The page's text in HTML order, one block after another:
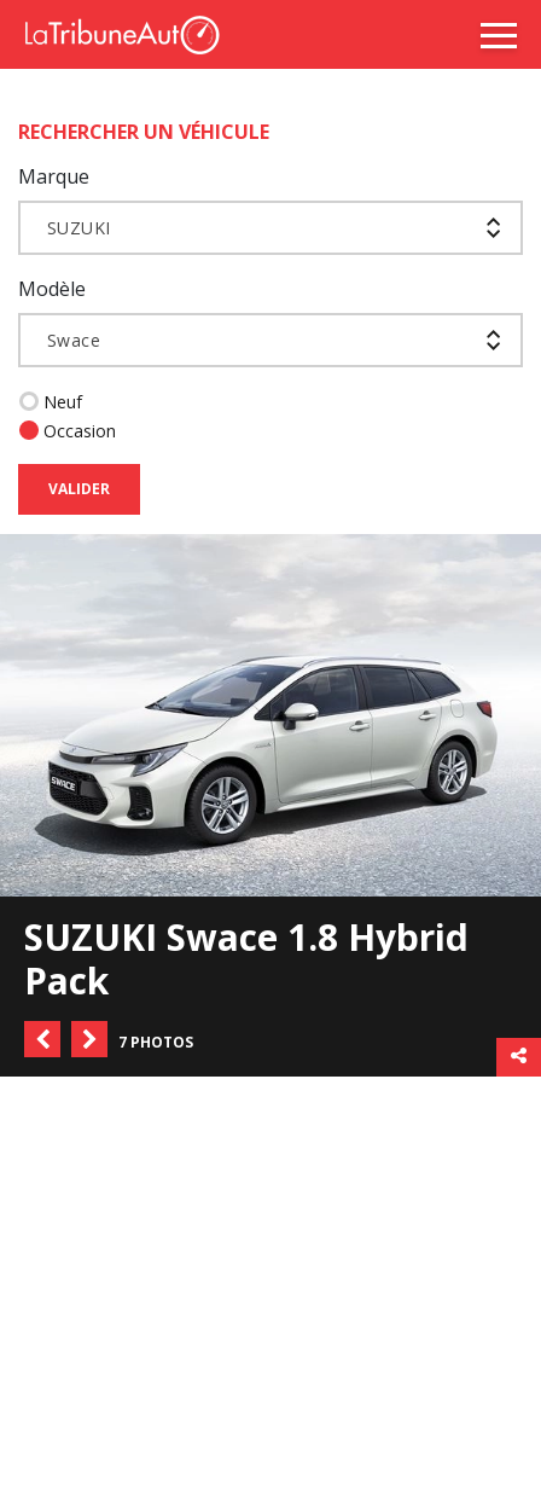
RECHERCHER UN VÉHICULE
Marque
SUZUKI
Modèle
Swace
Neuf
Occasion
VALIDER
SUZUKI Swace 1.8 Hybrid
Pack
7 PHOTOS